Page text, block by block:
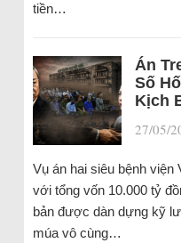
tiền…
Án
Số
Kịch
27/05/
Vụ án hai siêu bệnh
với tổng vốn 10.000 tỷ
bản được dàn dựng kỹ
múa vô cùng…